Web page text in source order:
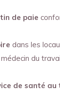
de paie
dans les
du
de santé